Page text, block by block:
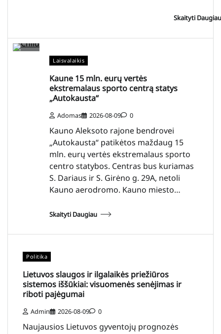
Skaityti Daugiau
Laisvalaikis
Kaune 15 mln. eurų vertės
ekstremalaus sporto centrą statys
„Autokausta“
Adomas 2026-08-09 0
Kauno Aleksoto rajone bendrovei
„Autokausta“ patikėtos maždaug 15
mln. eurų vertės ekstremalaus sporto
centro statybos. Centras bus kuriamas
S. Dariaus ir S. Girėno g. 29A, netoli
Kauno aerodromo. Kauno miesto…
Skaityti Daugiau
Politika
Lietuvos slaugos ir ilgalaikės priežiūros
sistemos iššūkiai: visuomenės senėjimas ir
riboti pajėgumai
Admin 2026-08-09 0
Naujausios Lietuvos gyventojų prognozės